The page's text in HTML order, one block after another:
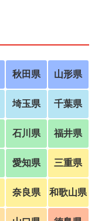
秋田県 山形県
埼玉県 千葉県
石川県 福井県
愛知県 三重県
奈良県 和歌山県